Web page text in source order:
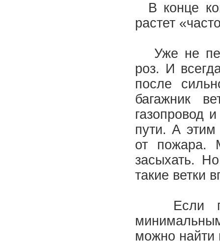
В конце
растет
Уже не
роз. И
после
багажник
газопровод
пути. А этим
от пожара.
засыхать.
такие ветки
Если
можно